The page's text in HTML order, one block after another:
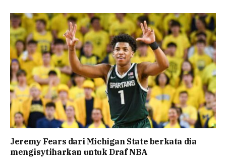
Jeremy Fears dari Michigan State berkata dia
mengisytiharkan untuk Draf NBA